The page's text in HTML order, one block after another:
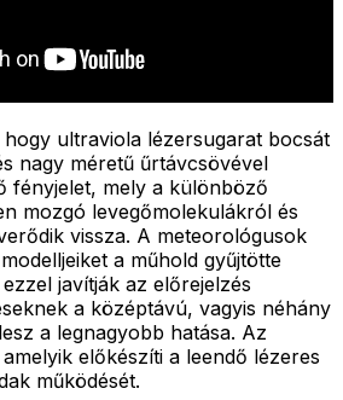
ultraviola lézersugarat bocsát
nagy méretű űrtávcsövével
fényjelet, mely a különböző
mozgó levegőmolekulákról és
vissza. A meteorológusok
a műhold gyűjtötte
javítják az előrejelzés
a középtávú, vagyis néhány
a legnagyobb hatása. Az
előkészíti a leendő lézeres
működését.